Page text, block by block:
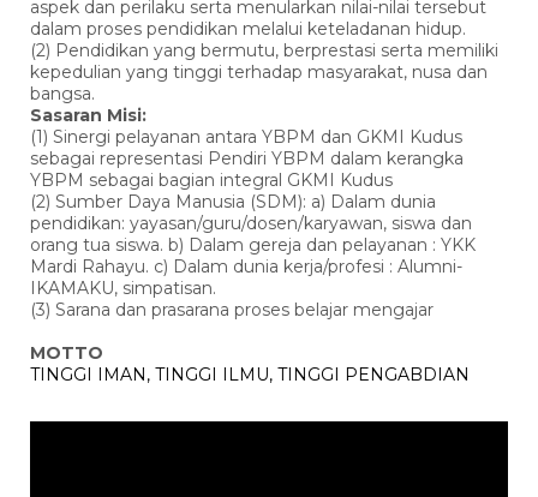
aspek dan perilaku serta menularkan nilai-nilai tersebut
dalam proses pendidikan melalui keteladanan hidup.
(2) Pendidikan yang bermutu, berprestasi serta memiliki
kepedulian yang tinggi terhadap masyarakat, nusa dan
bangsa.
Sasaran Misi:
(1) Sinergi pelayanan antara YBPM dan GKMI Kudus
sebagai representasi Pendiri YBPM dalam kerangka
YBPM sebagai bagian integral GKMI Kudus
(2) Sumber Daya Manusia (SDM): a) Dalam dunia
pendidikan: yayasan/guru/dosen/karyawan, siswa dan
orang tua siswa. b) Dalam gereja dan pelayanan : YKK
Mardi Rahayu. c) Dalam dunia kerja/profesi : Alumni-
IKAMAKU, simpatisan.
(3) Sarana dan prasarana proses belajar mengajar
MOTTO
TINGGI IMAN, TINGGI ILMU, TINGGI PENGABDIAN